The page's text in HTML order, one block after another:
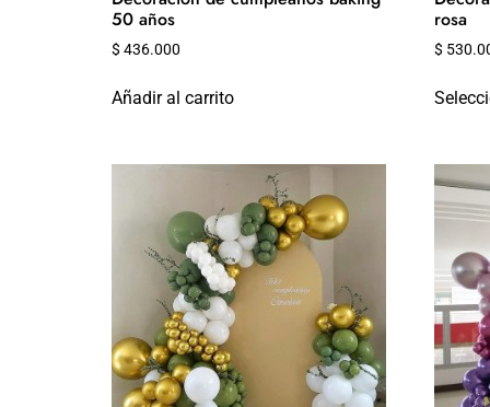
50 años
$ 436.000
Añadir al carrito
rosa
$